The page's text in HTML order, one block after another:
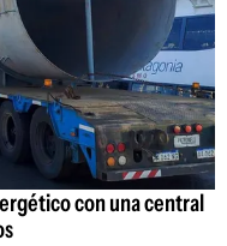
con una central